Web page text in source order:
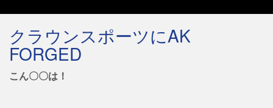
クラウンスポーツにAK
FORGED
こん〇〇は！